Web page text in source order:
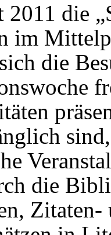
die
im
die
die
Zitaten-